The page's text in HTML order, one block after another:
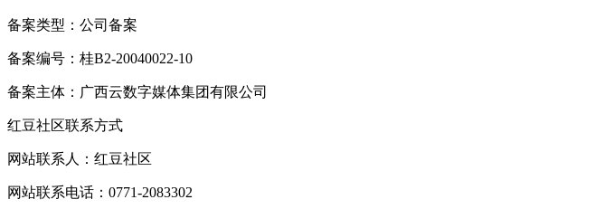
备案类型：公司备案
备案编号：桂B2-20040022-10
备案主体：广西云数字媒体集团有限公司
红豆社区联系方式
网站联系人：红豆社区
网站联系电话：0771-2083302